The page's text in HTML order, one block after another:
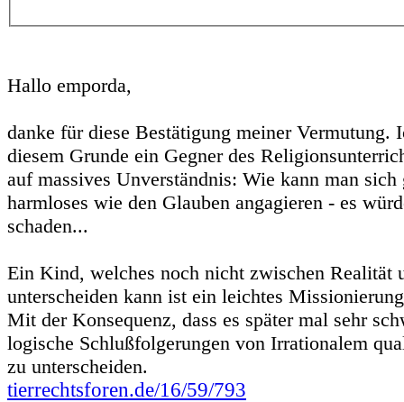
Hallo emporda,
danke für diese Bestätigung meiner Vermutung.
diesem Grunde ein Gegner des
auf massives Unverständnis: Wie kann man sich
harmloses wie den Glauben angagieren - es
schaden...
Ein Kind, welches noch nicht zwischen Realität
unterscheiden kann ist ein leichtes
Mit der Konsequenz, dass es später mal sehr
logische Schlußfolgerungen von Irrationalem
zu unterscheiden.
tierrechtsforen.de/16/59/793